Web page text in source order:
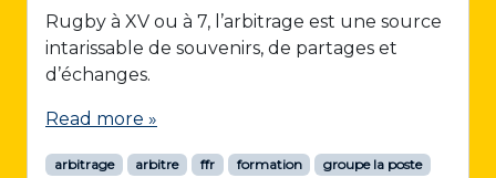
Rugby à XV ou à 7, l’arbitrage est une source
intarissable de souvenirs, de partages et
d’échanges.
Read more »
arbitrage arbitre ffr formation groupe la poste